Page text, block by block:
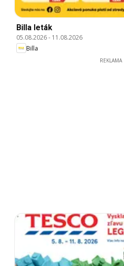
Billa leták
05.08.2026- 11.08.2026
Billa
REKLAMA